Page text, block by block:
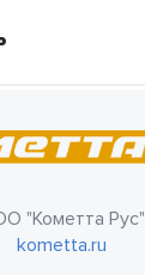
"Кометта Рус"
kometta.ru